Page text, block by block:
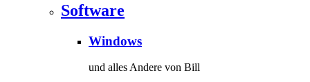
Software
Windows
und alles Andere von Bill